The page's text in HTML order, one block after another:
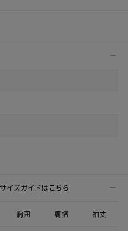
サイズガイドは こちら
胸囲 肩幅 袖丈